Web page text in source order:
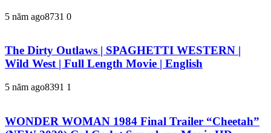
5 năm ago8731 0
The Dirty Outlaws | SPAGHETTI WESTERN |
Wild West | Full Length Movie | English
5 năm ago8391 1
WONDER WOMAN 1984 Final Trailer “Cheetah”